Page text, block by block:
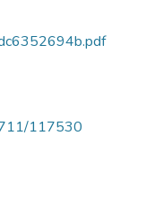
117530